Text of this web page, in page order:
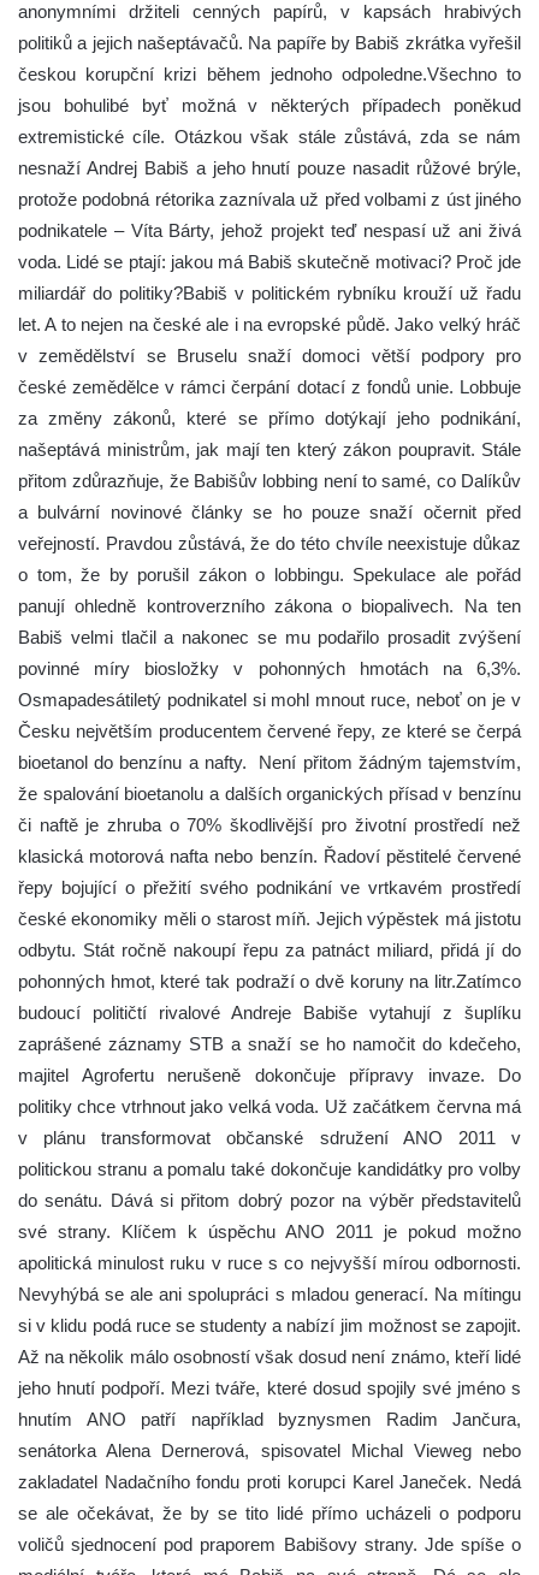
anonymními držiteli cenných papírů, v kapsách hrabivých
politiků a jejich našeptávačů. Na papíře by Babiš zkrátka vyřešil
českou korupční krizi během jednoho odpoledne.Všechno to
jsou bohulibé byť možná v některých případech poněkud
extremistické cíle. Otázkou však stále zůstává, zda se nám
nesnaží Andrej Babiš a jeho hnutí pouze nasadit růžové brýle,
protože podobná rétorika zaznívala už před volbami z úst jiného
podnikatele – Víta Bárty, jehož projekt teď nespasí už ani živá
voda. Lidé se ptají: jakou má Babiš skutečně motivaci? Proč jde
miliardář do politiky?Babiš v politickém rybníku krouží už řadu
let. A to nejen na české ale i na evropské půdě. Jako velký hráč
v zemědělství se Bruselu snaží domoci větší podpory pro
české zemědělce v rámci čerpání dotací z fondů unie. Lobbuje
za změny zákonů, které se přímo dotýkají jeho podnikání,
našeptává ministrům, jak mají ten který zákon poupravit. Stále
přitom zdůrazňuje, že Babišův lobbing není to samé, co Dalíkův
a bulvární novinové články se ho pouze snaží očernit před
veřejností. Pravdou zůstává, že do této chvíle neexistuje důkaz
o tom, že by porušil zákon o lobbingu. Spekulace ale pořád
panují ohledně kontroverzního zákona o biopalivech. Na ten
Babiš velmi tlačil a nakonec se mu podařilo prosadit zvýšení
povinné míry biosložky v pohonných hmotách na 6,3%.
Osmapadesátiletý podnikatel si mohl mnout ruce, neboť on je v
Česku největším producentem červené řepy, ze které se čerpá
bioetanol do benzínu a nafty. Není přitom žádným tajemstvím,
že spalování bioetanolu a dalších organických přísad v benzínu
či naftě je zhruba o 70% škodlivější pro životní prostředí než
klasická motorová nafta nebo benzín. Řadoví pěstitelé červené
řepy bojující o přežití svého podnikání ve vrtkavém prostředí
české ekonomiky měli o starost míň. Jejich výpěstek má jistotu
odbytu. Stát ročně nakoupí řepu za patnáct miliard, přidá jí do
pohonných hmot, které tak podraží o dvě koruny na litr.Zatímco
budoucí političtí rivalové Andreje Babiše vytahují z šuplíku
zaprášené záznamy STB a snaží se ho namočit do kdečeho,
majitel Agrofertu nerušeně dokončuje přípravy invaze. Do
politiky chce vtrhnout jako velká voda. Už začátkem června má
v plánu transformovat občanské sdružení ANO 2011 v
politickou stranu a pomalu také dokončuje kandidátky pro volby
do senátu. Dává si přitom dobrý pozor na výběr představitelů
své strany. Klíčem k úspěchu ANO 2011 je pokud možno
apolitická minulost ruku v ruce s co nejvyšší mírou odbornosti.
Nevyhýbá se ale ani spolupráci s mladou generací. Na mítingu
si v klidu podá ruce se studenty a nabízí jim možnost se zapojit.
Až na několik málo osobností však dosud není známo, kteří lidé
jeho hnutí podpoří. Mezi tváře, které dosud spojily své jméno s
hnutím ANO patří například byznysmen Radim Jančura,
senátorka Alena Dernerová, spisovatel Michal Vieweg nebo
zakladatel Nadačního fondu proti korupci Karel Janeček. Nedá
se ale očekávat, že by se tito lidé přímo ucházeli o podporu
voličů sjednocení pod praporem Babišovy strany. Jde spíše o